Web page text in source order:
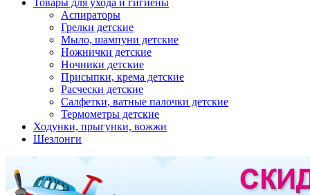
Товары для ухода и гигиены
Аспираторы
Грелки детские
Мыло, шампуни детские
Ножнички детские
Ночники детские
Присыпки, крема детские
Расчески детские
Салфетки, ватные палочки детские
Термометры детские
Ходунки, прыгунки, вожжи
Шезлонги